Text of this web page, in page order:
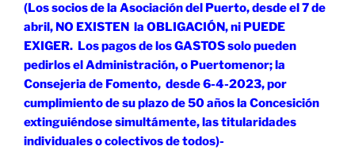
(Los socios de la Asociación del Puerto, desde el 7 de
abril, NO EXISTEN la OBLIGACIÓN, ni PUEDE
EXIGER. Los pagos de los GASTOS solo pueden
pedirlos el Administración, o Puertomenor; la
Consejeria de Fomento, desde 6-4-2023, por
cumplimiento de su plazo de 50 años la Concesición
extinguiéndose simultámente, las titularidades
individuales o colectivos de todos)-